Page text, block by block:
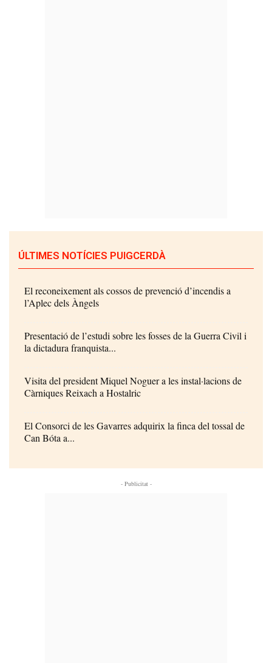
ÚLTIMES NOTÍCIES PUIGCERDÀ
El reconeixement als cossos de prevenció d’incendis a
l’Aplec dels Àngels
Presentació de l’estudi sobre les fosses de la Guerra Civil i
la dictadura franquista...
Visita del president Miquel Noguer a les instal·lacions de
Càrniques Reixach a Hostalric
El Consorci de les Gavarres adquirix la finca del tossal de
Can Bóta a...
- Publicitat -